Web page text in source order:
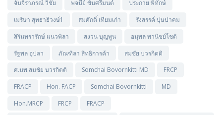
จันจิราภรณ์ วิชัย
พจนีย์ ขันศรีมนต์
ประกาย พิทักษ์
เมริษา สุทธาธิวงษ์1
สมศักดิ์ เทียมเก่า
รังสรรค์ ปุษปาคม
สิรินทรารักษ์ แนวพิลา
สงวน บุญพูน
อนุพล พานิชย์โชติ
รัฐพล อุปลา
ภัณฑิลา สิทธิการค้า
สมชัย บวรกิตติ
ศ.นพ.สมชัย บวรกิตติ
Somchai Bovornkitti MD
FRCP
FRACP
Hon. FACP Somchai Bovornkitti
MD
Hon.MRCP
FRCP
FRACP